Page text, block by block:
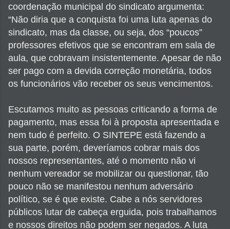
coordenação municipal do sindicato argumenta:
“Não diria que a conquista foi uma luta apenas do
sindicato, mas da classe, ou seja, dos “poucos”
professores efetivos que se encontram em sala de
aula, que cobravam insistentemente. Apesar de não
ser pago com a devida correção monetária, todos
os funcionários vão receber os seus vencimentos.
Escutamos muito as pessoas criticando a forma de
pagamento, mas essa foi à proposta apresentada e
nem tudo é perfeito. O SINTEPE está fazendo a
sua parte, porém, deveríamos cobrar mais dos
nossos representantes, até o momento não vi
nenhum vereador se mobilizar ou questionar, tão
pouco não se manifestou nenhum adversário
político, se é que existe. Cabe a nós servidores
públicos lutar de cabeça erguida, pois trabalhamos
e nossos direitos não podem ser negados. A luta